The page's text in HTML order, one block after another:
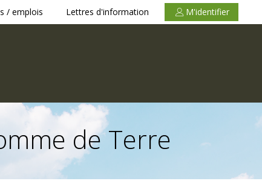
/ emplois Lettres d'information M'identifier
de Terre